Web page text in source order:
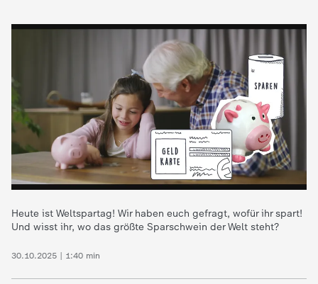
e
n
a
h
Heute ist Weltspartag! Wir haben euch gefragt, wofür ihr spart!
Und wisst ihr, wo das größte Sparschwein der Welt steht?
30.10.2025 | 1:40 min